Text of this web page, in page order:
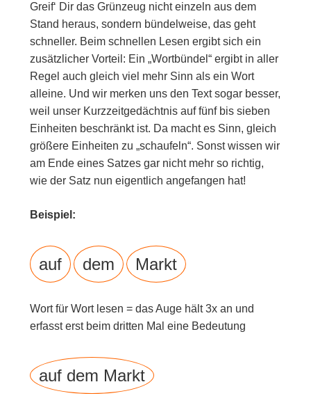
Greif‘ Dir das Grünzeug nicht einzeln aus dem
Stand heraus, sondern bündelweise, das geht
schneller. Beim schnellen Lesen ergibt sich ein
zusätzlicher Vorteil: Ein „Wortbündel“ ergibt in aller
Regel auch gleich viel mehr Sinn als ein Wort
alleine. Und wir merken uns den Text sogar besser,
weil unser Kurzzeitgedächtnis auf fünf bis sieben
Einheiten beschränkt ist. Da macht es Sinn, gleich
größere Einheiten zu „schaufeln“. Sonst wissen wir
am Ende eines Satzes gar nicht mehr so richtig,
wie der Satz nun eigentlich angefangen hat!
Beispiel:
auf dem Markt
Wort für Wort lesen = das Auge hält 3x an und
erfasst erst beim dritten Mal eine Bedeutung
auf dem Markt